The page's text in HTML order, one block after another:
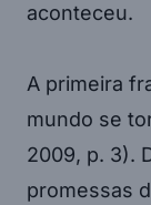
aconteceu.
A primeira
mundo se
2009, p. 3).
promessas